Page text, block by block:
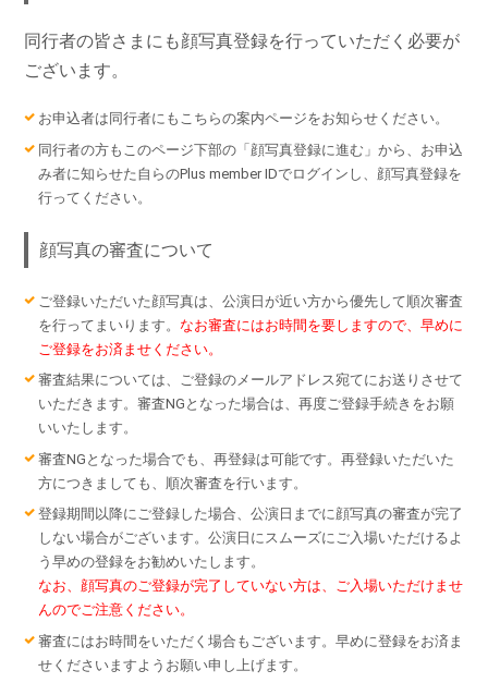
同行者の皆さまにも顔写真登録を行っていただく必要が
ございます。
お申込者は同行者にもこちらの案内ページをお知らせください。
同行者の方もこのページ下部の「顔写真登録に進む」から、お申込
み者に知らせた自らのPlus member IDでログインし、顔写真登録を
行ってください。
顔写真の審査について
ご登録いただいた顔写真は、公演日が近い方から優先して順次審査
を行ってまいります。なお審査にはお時間を要しますので、早めに
ご登録をお済ませください。
審査結果については、ご登録のメールアドレス宛てにお送りさせて
いただきます。審査NGとなった場合は、再度ご登録手続きをお願
いいたします。
審査NGとなった場合でも、再登録は可能です。再登録いただいた
方につきましても、順次審査を行います。
登録期間以降にご登録した場合、公演日までに顔写真の審査が完了
しない場合がございます。公演日にスムーズにご入場いただけるよ
う早めの登録をお勧めいたします。
なお、顔写真のご登録が完了していない方は、ご入場いただけませ
んのでご注意ください。
審査にはお時間をいただく場合もございます。早めに登録をお済ま
せくださいますようお願い申し上げます。